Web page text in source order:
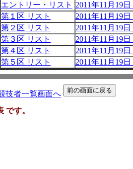
エントリー・リスト
2011年11月19日
第１区 リスト
2011年11月19日
第２区 リスト
2011年11月19日
第３区 リスト
2011年11月19日
第４区 リスト
2011年11月19日
第５区 リスト 2011年11月19日
技者一覧画面へ
です。